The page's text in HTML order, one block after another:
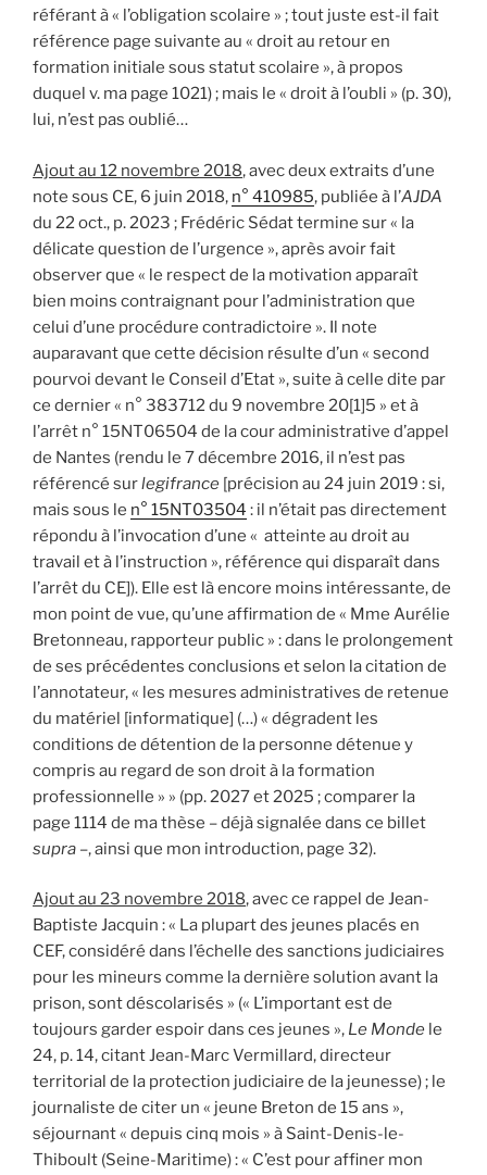
référant à « l’obligation scolaire » ; tout juste est-il fait
référence page suivante au « droit au retour en
formation initiale sous statut scolaire », à propos
duquel v. ma page 1021) ; mais le « droit à l’oubli » (p. 30),
lui, n’est pas oublié…
Ajout au 12 novembre 2018, avec deux extraits d’une
note sous CE, 6 juin 2018, n° 410985, publiée à l’AJDA
du 22 oct., p. 2023 ; Frédéric Sédat termine sur « la
délicate question de l’urgence », après avoir fait
observer que « le respect de la motivation apparaît
bien moins contraignant pour l’administration que
celui d’une procédure contradictoire ». Il note
auparavant que cette décision résulte d’un « second
pourvoi devant le Conseil d’Etat », suite à celle dite par
ce dernier « n° 383712 du 9 novembre 20[1]5 » et à
l’arrêt n° 15NT06504 de la cour administrative d’appel
de Nantes (rendu le 7 décembre 2016, il n’est pas
référencé surlegifrance [précision au 24 juin 2019 : si,
mais sous le n° 15NT03504 : il n’était pas directement
répondu à l’invocation d’une « atteinte au droit au
travail et à l’instruction », référence qui disparaît dans
l’arrêt du CE]). Elle est là encore moins intéressante, de
mon point de vue, qu’une affirmation de « Mme Aurélie
Bretonneau, rapporteur public » : dans le prolongement
de ses précédentes conclusions et selon la citation de
l’annotateur, « les mesures administratives de retenue
du matériel [informatique] (…) « dégradent les
conditions de détention de la personne détenue y
compris au regard de son droit à la formation
professionnelle » » (pp. 2027 et 2025 ; comparer la
page 1114 de ma thèse – déjà signalée dans ce billet
supra –, ainsi que mon introduction, page 32).
Ajout au 23 novembre 2018, avec ce rappel de Jean-
Baptiste Jacquin : « La plupart des jeunes placés en
CEF, considéré dans l’échelle des sanctions judiciaires
pour les mineurs comme la dernière solution avant la
prison, sont déscolarisés » (« L’important est de
toujours garder espoir dans ces jeunes », Le Monde le
24, p. 14, citant Jean-Marc Vermillard, directeur
territorial de la protection judiciaire de la jeunesse) ; le
journaliste de citer un « jeune Breton de 15 ans »,
séjournant « depuis cinq mois » à Saint-Denis-le-
Thiboult (Seine-Maritime) : « C’est pour affiner mon